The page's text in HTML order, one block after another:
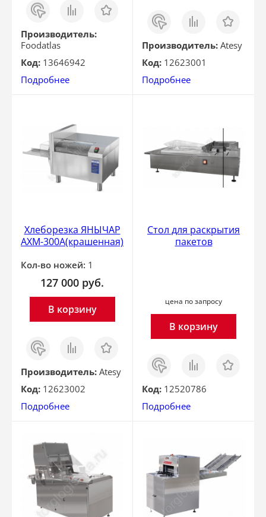
Заказ
в 1
клик
Сравнить Отложить
Производитель:
Foodatlas
Код: 13646942
Подробнее
Заказ
в 1
клик
Сравнить Отложить
Производитель: Atesy
Код: 12623001
Подробнее
Хлеборезка ЯНЫЧАР
АХМ-300А(крашенная)
Кол-во ножей: 1
127 000 руб.
В корзину
Заказ
в 1
клик
Сравнить Отложить
Производитель: Atesy
Код: 12623002
Подробнее
Cтол для раскрытия
пакетов
цена по запросу
В корзину
Заказ
в 1
клик
Сравнить Отложить
Код: 12520786
Подробнее